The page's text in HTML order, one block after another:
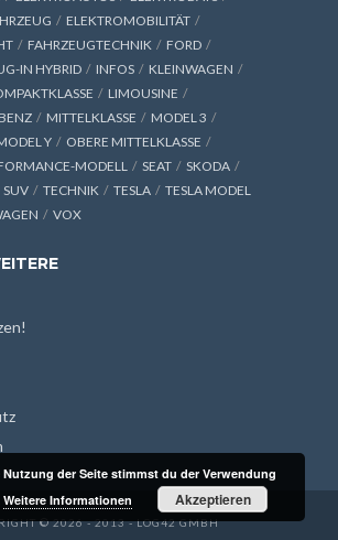
ELEKTROMOBILITÄT
FAHRZEUGTECHNIK
FORD
IN HYBRID
INFOS
KLEINWAGEN
LIMOUSINE
MITTELKLASSE
MODEL 3
Y
OBERE MITTELKLASSE
MODELL SEAT
SKODA
SUV TECHNIK TESLA
TESLA MODEL
VOX
© 2026 - 2013 - LOG42 GMBH
der Seite stimmst du der Verwendung
Weitere Informationen Akzeptieren